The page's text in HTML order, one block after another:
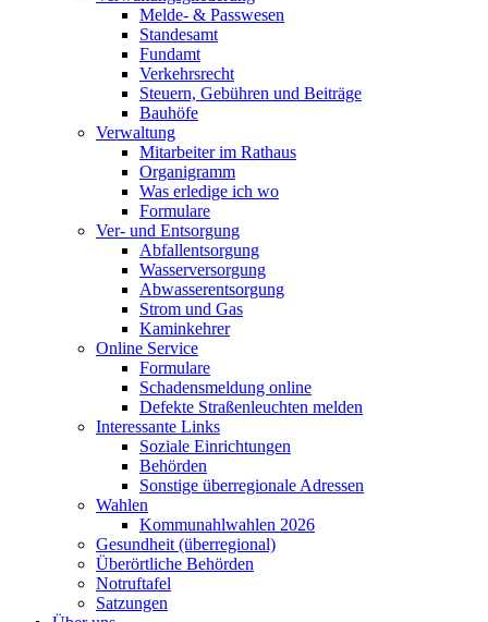
Melde- & Passwesen
Standesamt
Fundamt
Verkehrsrecht
Steuern, Gebühren und Beiträge
Bauhöfe
Verwaltung
Mitarbeiter im Rathaus
Organigramm
Was erledige ich wo
Formulare
Ver- und Entsorgung
Abfallentsorgung
Wasserversorgung
Abwasserentsorgung
Strom und Gas
Kaminkehrer
Online Service
Formulare
Schadensmeldung online
Defekte Straßenleuchten melden
Interessante Links
Soziale Einrichtungen
Behörden
Sonstige überregionale Adressen
Wahlen
Kommunahlwahlen 2026
Gesundheit (überregional)
Überörtliche Behörden
Notruftafel
Satzungen